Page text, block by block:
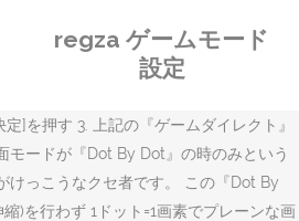
regza ゲームモード
設定
]を押す 3. 上記の『ゲームダイレクト』
モードが『Dot By Dot』の時のみという
けっこうなクセ者です。 この『Dot By
)を行わず 1ドット=1画素でプレーンな画